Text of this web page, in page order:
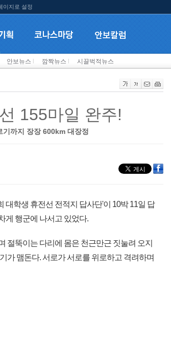
이지로 설정
안보뉴스 깜짝뉴스 시끌벅적뉴스
155마일 완주!
기까지 장장 600km 대장정
학생 휴전선 전적지 답사단'이 10박 11일 답
게 행군에 나서고 있었다.
절뚝이는 다리에 몸은 천근만근 짓눌려 오지
가 맴돈다. 서로가 서로를 위로하고 격려하며